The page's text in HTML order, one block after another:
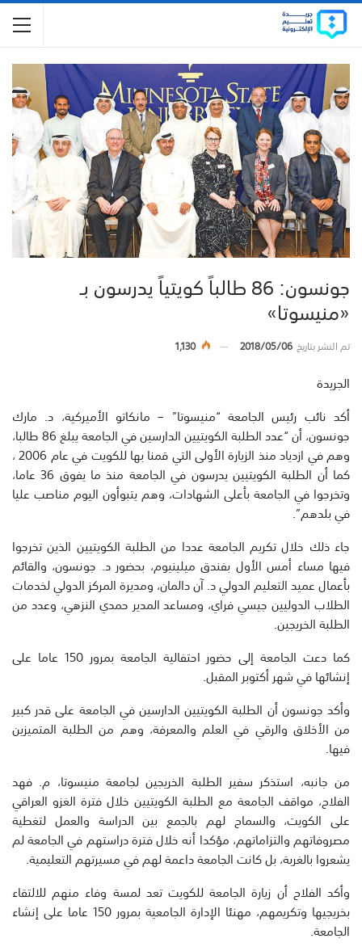
جونسون: 86 طالباً كويتياً يدرسون بـ
«منيسوتا»
تم النشر بتاريخ2018/05/06
1,130
الجريدة
أكد نائب رئيس الجامعة “منيسوتا” – مانكاتو الأميركية، د. مارك
جونسون، أن “عدد الطلبة الكويتيين الدارسين في الجامعة يبلغ 86 طالبا،
وهم في ازدياد منذ الزيارة الأولى التي قمنا بها للكويت في عام 2006 ،
كما أن الطلبة الكويتيين يدرسون في الجامعة منذ ما يفوق 36 عاما،
وتخرجوا في الجامعة بأعلى الشهادات، وهم يتبوأون اليوم مناصب عليا
في بلدهم”.
جاء ذلك خلال تكريم الجامعة عددا من الطلبة الكويتيين الذين تخرجوا
فيها مساء أمس الأول بفندق ميلينيوم، بحضور د. جونسون، والقائم
بأعمال عميد التعليم الدولي د. آن دالمان، ومديرة المركز الدولي لخدمات
الطلاب الدوليين جيسي فراي، ومساعد المدير حمدي النزهي، وعدد من
الطلبة الخريجين.
كما دعت الجامعة إلى حضور احتفالية الجامعة بمرور 150 عاما على
إنشائها في شهر أكتوبر المقبل.
وأكد جونسون أن الطلبة الكويتيين الدارسين في الجامعة على قدر كبير
من الأخلاق والرقي في العلم والمعرفة، وهم من الطلبة المتميزين
فيها.
من جانبه، استذكر سفير الطلبة الخريجين لجامعة منيسوتا، م. فهد
الفلاح، مواقف الجامعة مع الطلبة الكويتيين خلال فترة الغزو العراقي
على الكويت، والسماح لهم بالجمع بين الدراسة والعمل لتغطية
مصروفاتهم والتزاماتهم، مؤكدا أنه خلال فترة دراستهم في الجامعة لم
يشعروا بالغربة، بل كانت الجامعة داعمة لهم في مسيرتهم التعليمية.
وأكد الفلاح أن زيارة الجامعة للكويت تعد لمسة وفاء منهم للالتقاء
بخريجيها وتكريمهم، مهنئا الإدارة الجامعية بمرور 150 عاما على إنشاء
الجامعة.